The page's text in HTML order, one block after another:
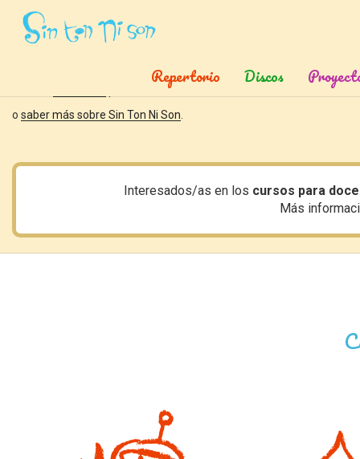
Repertorio Discos
Canciones, rimas,cuentos,
para enterarte de nuevas canciones, cuentos
o saber más sobre Sin Ton Ni Son
Interesados/as en los cursos para
Más